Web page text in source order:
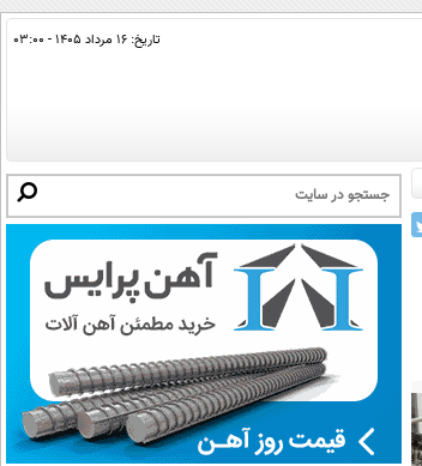
تاریخ: ۱۶ مرداد ۱۴۰۵ - ۰۳:۰۰